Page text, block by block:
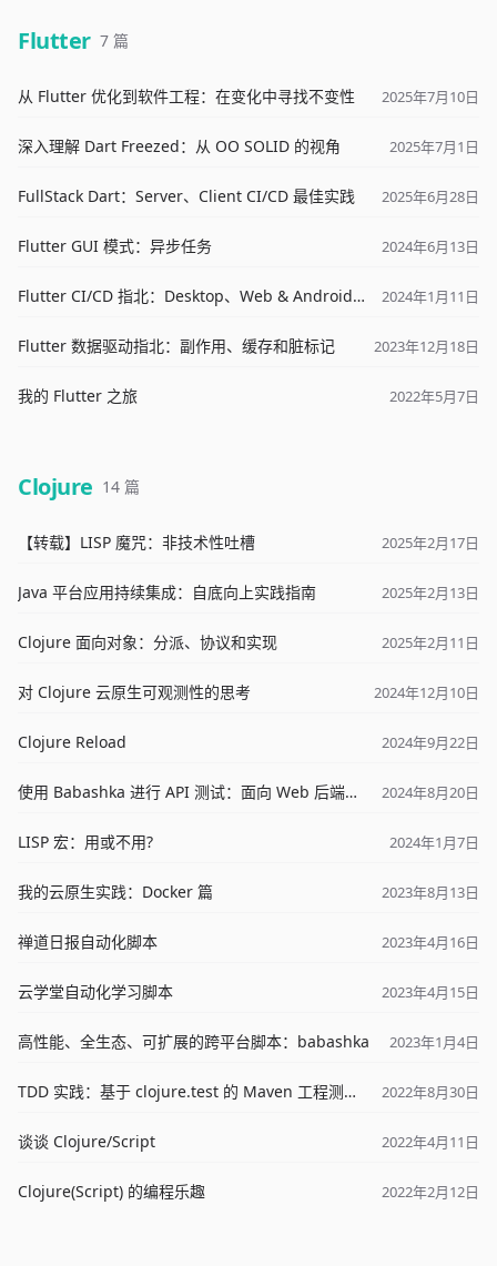
Flutter 7 篇
从 Flutter 优化到软件工程：在变化中寻找不变性 2025年7月10日
深入理解 Dart Freezed：从 OO SOLID 的视角 2025年7月1日
FullStack Dart：Server、Client CI/CD 最佳实践 2025年6月28日
Flutter GUI 模式：异步任务 2024年6月13日
Flutter CI/CD 指北：Desktop、Web & Android 平台 2024年1月11日
Flutter 数据驱动指北：副作用、缓存和脏标记 2023年12月18日
我的 Flutter 之旅 2022年5月7日
Clojure 14 篇
【转载】LISP 魔咒：非技术性吐槽 2025年2月17日
Java 平台应用持续集成：自底向上实践指南 2025年2月13日
Clojure 面向对象：分派、协议和实现 2025年2月11日
对 Clojure 云原生可观测性的思考 2024年12月10日
Clojure Reload 2024年9月22日
使用 Babashka 进行 API 测试：面向 Web 后端开发者的高效方案 2024年8月20日
LISP 宏：用或不用? 2024年1月7日
我的云原生实践：Docker 篇 2023年8月13日
禅道日报自动化脚本 2023年4月16日
云学堂自动化学习脚本 2023年4月15日
高性能、全生态、可扩展的跨平台脚本：babashka 2023年1月4日
TDD 实践：基于 clojure.test 的 Maven 工程测试环境 2022年8月30日
谈谈 Clojure/Script 2022年4月11日
Clojure(Script) 的编程乐趣 2022年2月12日